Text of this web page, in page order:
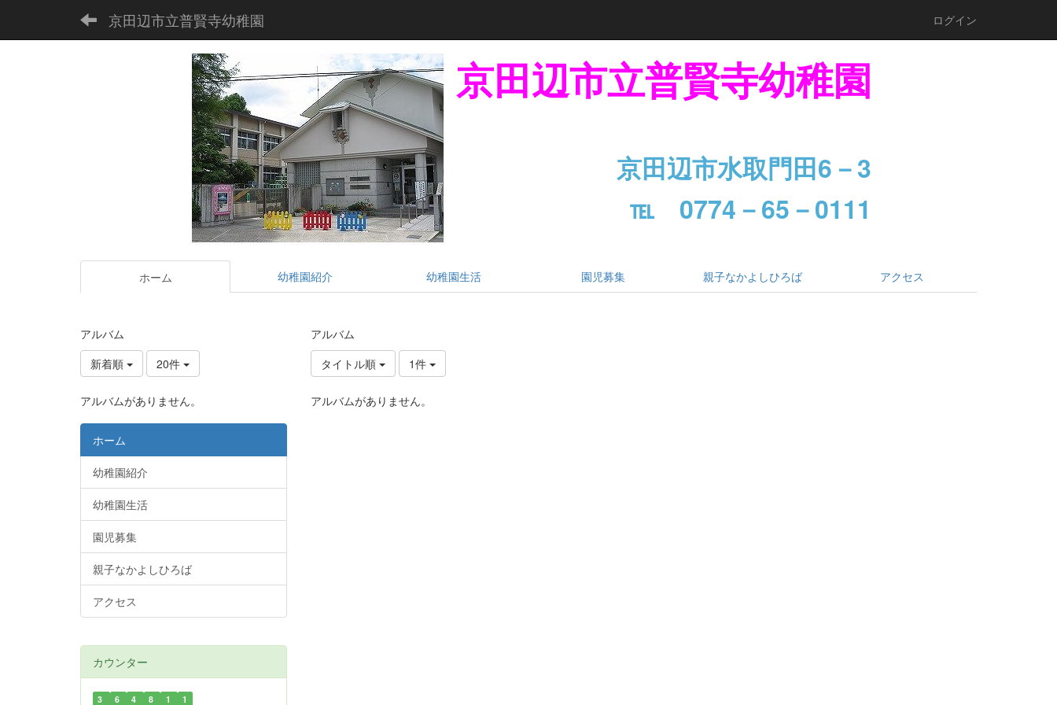
京田辺市立普賢寺幼稚園 ログイン
京田辺市立普賢寺幼稚園
京田辺市水取門田6－3
℡ 0774－65－0111
ホーム 幼稚園紹介 幼稚園生活 園児募集 親子なかよしひろば アクセス
アルバム
タイトル順
1件
アルバムがありません。
アルバム
新着順
20件
アルバムがありません。
ホーム
幼稚園紹介
幼稚園生活
園児募集
親子なかよしひろば
アクセス
カウンター
3 6 4 8 1 1